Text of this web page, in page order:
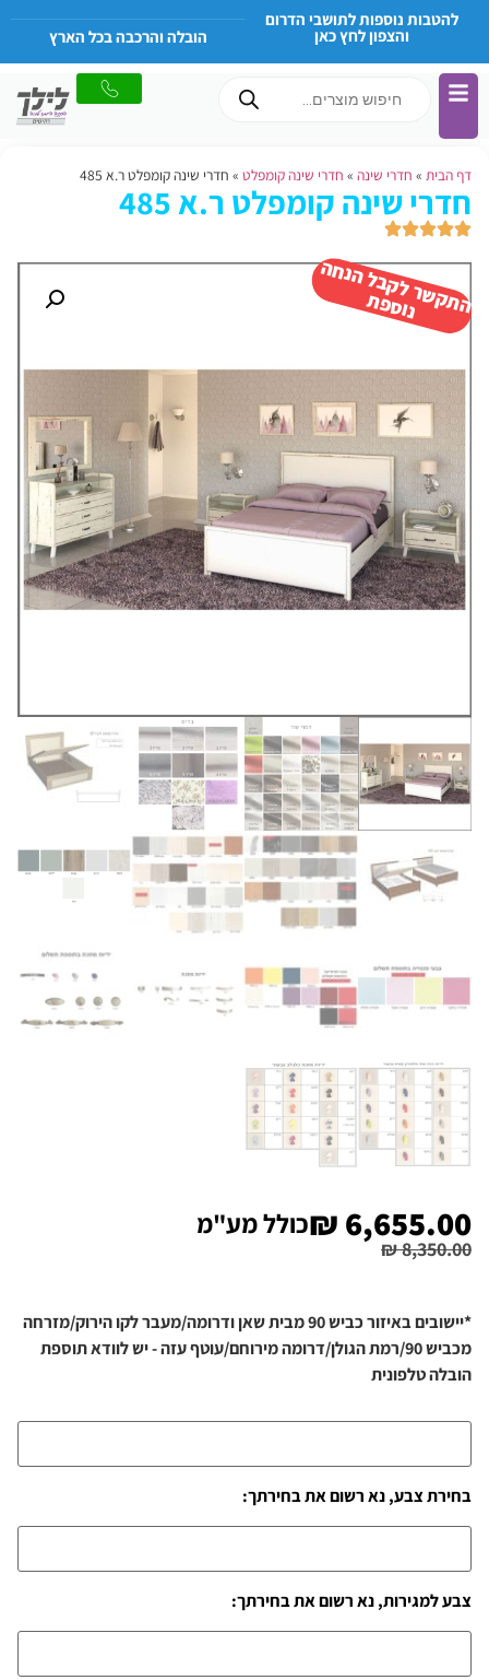
להטבות נוספות לתושבי הדרום
והצפון לחץ כאן הובלה והרכבה בכל הארץ
דף הבית » חדרי שינה » חדרי שינה קומפלט » חדרי שינה קומפלט ר.א 485
חדרי שינה קומפלט ר.א 485
ה
ת
ק
ש
ר
ל
ק
ב
ל
הנ
ח
ה
נו
ס
פ
ת
₪8,350.00
₪ 6,655.00 כולל מע"מ
*יישובים באיזור כביש 90 מבית שאן ודרומה/מעבר לקו הירוק/מזרחה
מכביש 90/רמת הגולן/דרומה מירוחם/עוטף עזה - יש לוודא תוספת
הובלה טלפונית
בחירת צבע, נא רשום את בחירתך:
צבע למגירות, נא רשום את בחירתך: